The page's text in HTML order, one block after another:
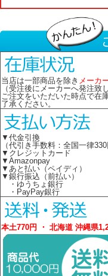
当店は一部商品を除き メーカ
（受注後にメーカーへ発注致
ご注文をいただいた時点で在
了承ください。
▼代金引換
（代引き手数料：全国一律330
▼クレジットカード
▼Amazonpay
▼あと払い（ペイディ）
▼銀行振込（前払い）
・ゆうちょ銀行
・PayPay銀行
本土770円 ・ 北海道 沖縄県